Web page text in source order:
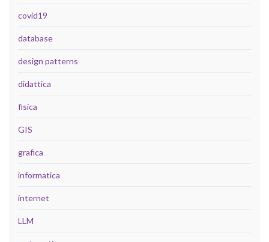
covid19
database
design patterns
didattica
fisica
GIS
grafica
informatica
internet
LLM